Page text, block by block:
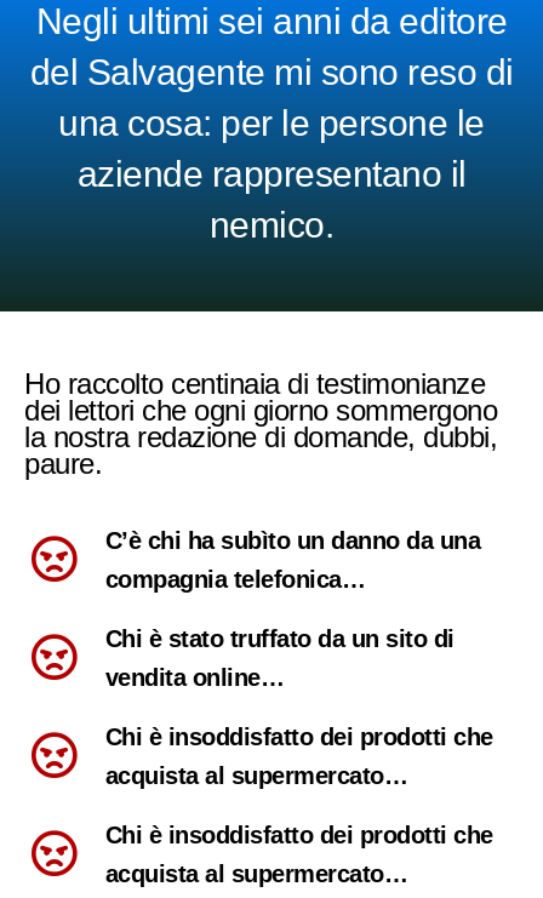
Negli ultimi sei anni da editore
del Salvagente mi sono reso di
una cosa: per le persone le
aziende rappresentano il
nemico.
Ho raccolto centinaia di testimonianze
dei lettori che ogni giorno sommergono
la nostra redazione di domande, dubbi,
paure.
C’è chi ha subìto un danno da una
compagnia telefonica…
Chi è stato truffato da un sito di
vendita online…
Chi è insoddisfatto dei prodotti che
acquista al supermercato…
Chi è insoddisfatto dei prodotti che
acquista al supermercato…